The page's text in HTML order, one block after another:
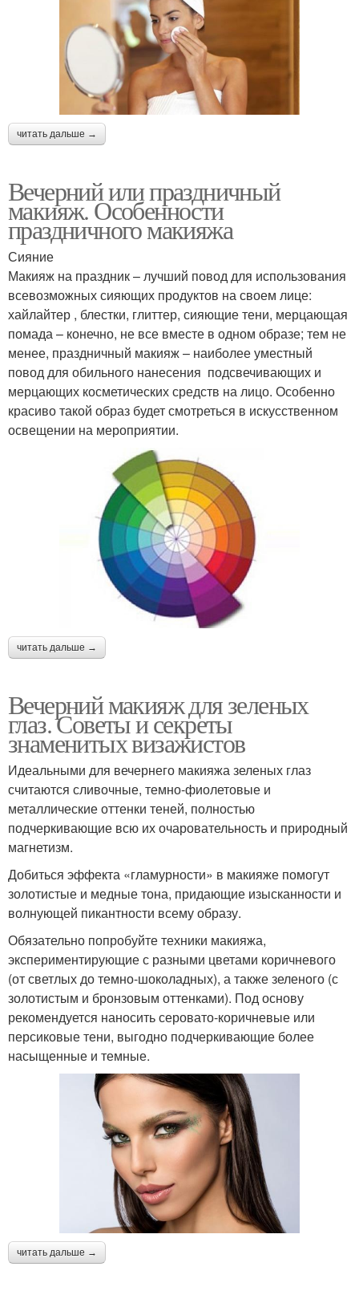
читать дальше →
Вечерний или праздничный
макияж. Особенности
праздничного макияжа
Сияние
Макияж на праздник – лучший повод для использования
всевозможных сияющих продуктов на своем лице:
хайлайтер , блестки, глиттер, сияющие тени, мерцающая
помада – конечно, не все вместе в одном образе; тем не
менее, праздничный макияж – наиболее уместный
повод для обильного нанесения подсвечивающих и
мерцающих косметических средств на лицо. Особенно
красиво такой образ будет смотреться в искусственном
освещении на мероприятии.
читать дальше →
Вечерний макияж для зеленых
глаз. Советы и секреты
знаменитых визажистов
Идеальными для вечернего макияжа зеленых глаз
считаются сливочные, темно-фиолетовые и
металлические оттенки теней, полностью
подчеркивающие всю их очаровательность и природный
магнетизм.
Добиться эффекта «гламурности» в макияже помогут
золотистые и медные тона, придающие изысканности и
волнующей пикантности всему образу.
Обязательно попробуйте техники макияжа,
экспериментирующие с разными цветами коричневого
(от светлых до темно-шоколадных), а также зеленого (с
золотистым и бронзовым оттенками). Под основу
рекомендуется наносить серовато-коричневые или
персиковые тени, выгодно подчеркивающие более
насыщенные и темные.
читать дальше →